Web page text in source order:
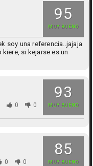
95
MUY BUENO
soy una referencia..jajaja
si kejarse es un
93
MUY BUENO
0 0
85
MUY BUENO
0 0